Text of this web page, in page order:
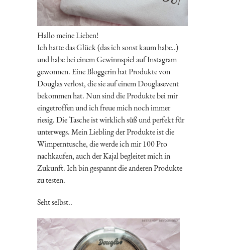
Hallo meine Lieben!
Ich hatte das Glück (das ich sonst kaum habe..)
und habe bei einem Gewinnspiel auf Instagram
gewonnen. Eine Bloggerin hat Produkte von
Douglas verlost, die sie auf einem Douglasevent
bekommen hat. Nun sind die Produkte bei mir
eingetroffen und ich freue mich noch immer
riesig. Die Tasche ist wirklich süß und perfekt für
unterwegs. Mein Liebling der Produkte ist die
Wimperntusche, die werde ich mir 100 Pro
nachkaufen, auch der Kajal begleitet mich in
Zukunft. Ich bin gespannt die anderen Produkte
zu testen.
Seht selbst..